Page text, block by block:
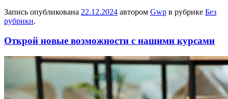
Запись опубликована 22.12.2024 автором Gwp в рубрике Без
рубрики.
Открой новые возможности с нашими курсами